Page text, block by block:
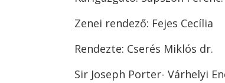
Zenei rendező: Fejes Cecília
Rendezte: Cserés Miklós dr.
Sir Joseph Porter- Várhelyi